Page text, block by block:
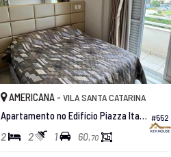
#552
AMERICANA - VILA SANTA CATARINA
Apartamento no Edifício Piazza Italia Residence
2 2 1 60,70